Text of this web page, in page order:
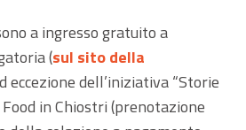
a ingresso gratuito a
(sul sito della
eccezione dell’iniziativa “Storie
in Chiostri (prenotazione